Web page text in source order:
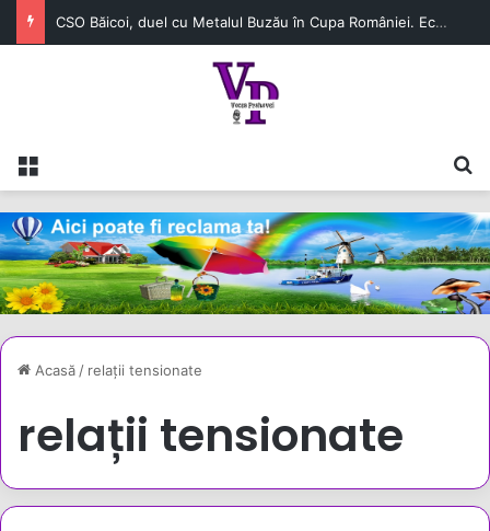
CSO Băicoi, duel cu Metalul Buzău în Cupa României. Echipa prahoveană continuă aventura în competiție
Meniu
Acasă/ relații tensionate
relații tensionate